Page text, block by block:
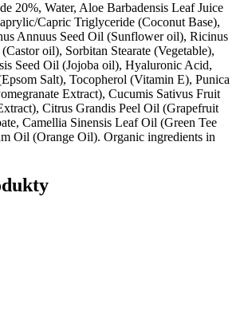
20%, Water, Aloe Barbadensis Leaf Juice
Capric Triglyceride (Coconut Base),
Annuus Seed Oil (Sunflower oil), Ricinus
oil), Sorbitan Stearate (Vegetable),
Seed Oil (Jojoba oil), Hyaluronic Acid,
Salt), Tocopherol (Vitamin E), Punica
Extract), Cucumis Sativus Fruit
Citrus Grandis Peel Oil (Grapefruit
Camellia Sinensis Leaf Oil (Green Tee
Oil (Orange Oil). Organic ingredients in